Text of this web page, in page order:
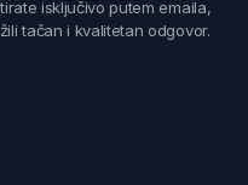
isključivo putem emaila,
tačan i kvalitetan odgovor.